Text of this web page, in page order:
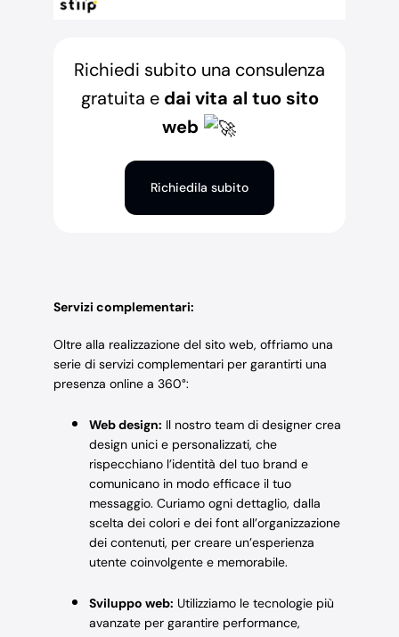
Richiedi subito una consulenza
gratuita e dai vita al tuo sito
web
Richiedila subito
Servizi complementari:
Oltre alla realizzazione del sito web, offriamo una
serie di servizi complementari per garantirti una
presenza online a 360°:
Web design: Il nostro team di designer crea
design unici e personalizzati, che
rispecchiano l’identità del tuo brand e
comunicano in modo efficace il tuo
messaggio. Curiamo ogni dettaglio, dalla
scelta dei colori e dei font all’organizzazione
dei contenuti, per creare un’esperienza
utente coinvolgente e memorabile.
Sviluppo web: Utilizziamo le tecnologie più
avanzate per garantire performance,